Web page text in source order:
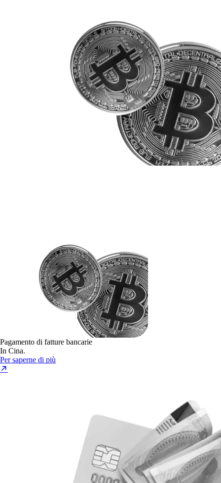
Pagamento di fatture bancarie
In Cina.
Per saperne di più